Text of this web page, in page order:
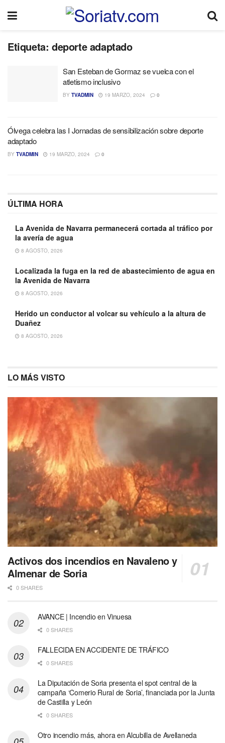
Etiqueta: deporte adaptado
San Esteban de Gormaz se vuelca con el
atletismo inclusivo
BY TVADMIN 19 MARZO, 2024 0
Ólvega celebra las I Jornadas de sensibilización sobre deporte
adaptado
BY TVADMIN 19 MARZO, 2024 0
ÚLTIMA HORA
La Avenida de Navarra permanecerá cortada al tráfico por
la avería de agua
8 AGOSTO, 2026
Localizada la fuga en la red de abastecimiento de agua en
la Avenida de Navarra
8 AGOSTO, 2026
Herido un conductor al volcar su vehículo a la altura de
Duañez
8 AGOSTO, 2026
LO MÁS VISTO
Activos dos incendios en Navaleno y
Almenar de Soria
0 SHARES
AVANCE | Incendio en Vinuesa
0 SHARES
FALLECIDA EN ACCIDENTE DE TRÁFICO
0 SHARES
La Diputación de Soria presenta el spot central de la
campaña ‘Comerio Rural de Soria’, financiada por la Junta
de Castilla y León
0 SHARES
Otro incendio más, ahora en Alcubilla de Avellaneda